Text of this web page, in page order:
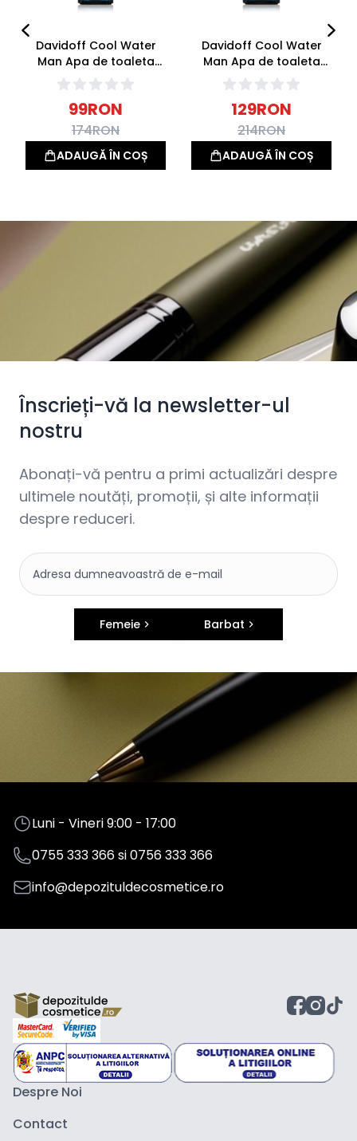
Davidoff Cool Water
Man Apa de toaleta
40ml
99RON
174RON
ADAUGĂ ÎN COȘ
Davidoff Cool Water
Man Apa de toaleta
75ml
129RON
214RON
ADAUGĂ ÎN COȘ
Înscrieți-vă la newsletter-ul
nostru
Abonați-vă pentru a primi actualizări despre
ultimele noutăți, promoții, și alte informații
despre reduceri.
Femeie Barbat
Luni - Vineri 9:00 - 17:00
0755 333 366si0756 333 366
info@depozituldecosmetice.ro
Despre Noi
Contact